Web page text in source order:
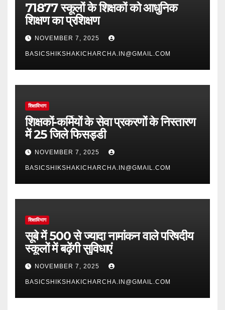
71877 स्कूलों के शिक्षकों को आधुनिक
शिक्षण का प्रशिक्षण
NOVEMBER 7, 2025
BASICSHIKSHAKICHARCHA.IN@GMAIL.COM
शिक्षाविभाग
शिक्षकों-कर्मियों के सेवा प्रकरणों के निस्तारण
में 25 जिले फिसड्डी
NOVEMBER 7, 2025
BASICSHIKSHAKICHARCHA.IN@GMAIL.COM
शिक्षाविभाग
सूबे में 500 से ज्यादा नामांकन वाले परिषदीय
स्कूलों में बढ़ेंगी सुविधाएं
NOVEMBER 7, 2025
BASICSHIKSHAKICHARCHA.IN@GMAIL.COM